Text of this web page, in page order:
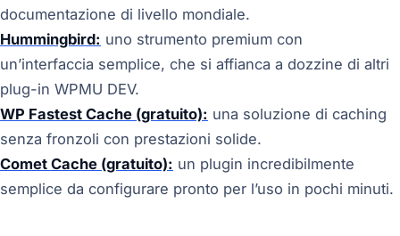
documentazione di livello mondiale.
Hummingbird: uno strumento premium con
un’interfaccia semplice, che si affianca a dozzine di altri
plug-in WPMU DEV.
WP Fastest Cache (gratuito): una soluzione di caching
senza fronzoli con prestazioni solide.
Comet Cache (gratuito): un plugin incredibilmente
semplice da configurare pronto per l’uso in pochi minuti.